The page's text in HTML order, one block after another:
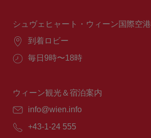
間：
シュヴェヒャート・ウィーン国際空港
場
到着ロビー
営
間：
毎日9時〜18時
ウィーン観光＆宿泊案内
E
ー
info@wien.info
電
+43-1-24 555